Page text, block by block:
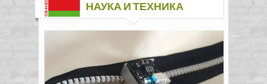
НАУКА И ТЕХНИКА